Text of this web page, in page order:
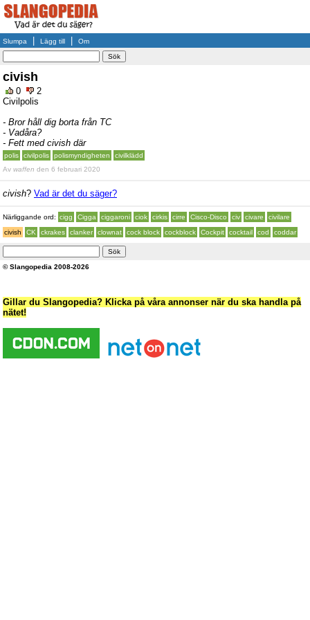
Slumpa Lägg till Om
civish
0
2
Civilpolis
- Bror håll dig borta från TC
- Vadåra?
- Fett med civish där
polis civilpolis polismyndigheten
civilklädd
Av waffen den 6 februari 2020
civish? Vad är det du säger?
Närliggande ord: cigg Cigga ciggaroni ciok cirkis cirre Cisco-Disco civ civare
civilare
civish
CK ckrakes clanker clownat cock block cockblock Cockpit cocktail cod coddar
© Slangopedia 2008-2026
Gillar du Slangopedia? Klicka på våra annonser när du ska handla på
nätet!